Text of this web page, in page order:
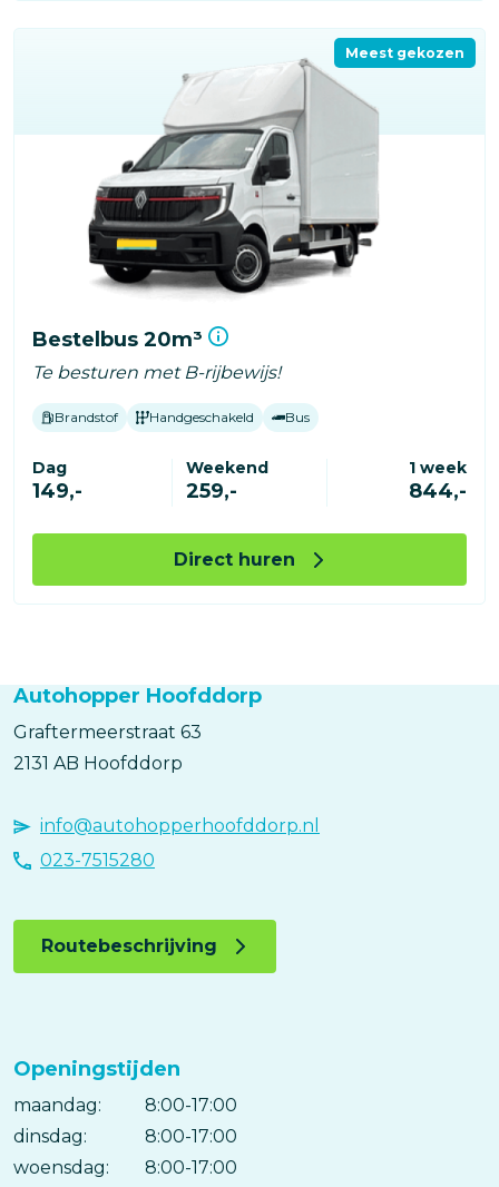
Meest gekozen
Bestelbus 20m³
Te besturen met B-rijbewijs!
Brandstof Handgeschakeld Bus
Dag
149,-
Weekend
259,-
1 week
844,-
Direct huren
Autohopper Hoofddorp
Graftermeerstraat 63
2131 AB Hoofddorp
info@autohopperhoofddorp.nl
023-7515280
Routebeschrijving
Openingstijden
Dag
Time
slot
Reactie
maandag:
8:00-17:00
dinsdag:
8:00-17:00
woensdag:
8:00-17:00